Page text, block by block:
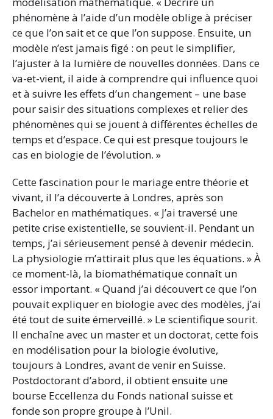
phénomène à l’aide d’un modèle oblige à préciser
ce que l’on sait et ce que l’on suppose. Ensuite, un
modèle n’est jamais figé : on peut le simplifier,
l’ajuster à la lumière de nouvelles données. Dans ce
va-et-vient, il aide à comprendre qui influence quoi
et à suivre les effets d’un changement – une base
pour saisir des situations complexes et relier des
phénomènes qui se jouent à différentes échelles de
temps et d’espace. Ce qui est presque toujours le
cas en biologie de l’évolution. »
Cette fascination pour le mariage entre théorie et
vivant, il l’a découverte à Londres, après son
Bachelor en mathématiques. « J’ai traversé une
petite crise existentielle, se souvient-il. Pendant un
temps, j’ai sérieusement pensé à devenir médecin.
La physiologie m’attirait plus que les équations. » À
ce moment-là, la biomathématique connaît un
essor important. « Quand j’ai découvert ce que l’on
pouvait expliquer en biologie avec des modèles, j’ai
été tout de suite émerveillé. » Le scientifique sourit.
Il enchaîne avec un master et un doctorat, cette fois
en modélisation pour la biologie évolutive,
toujours à Londres, avant de venir en Suisse.
Postdoctorant d’abord, il obtient ensuite une
bourse Eccellenza du Fonds national suisse et
fonde son propre groupe à l’Unil.